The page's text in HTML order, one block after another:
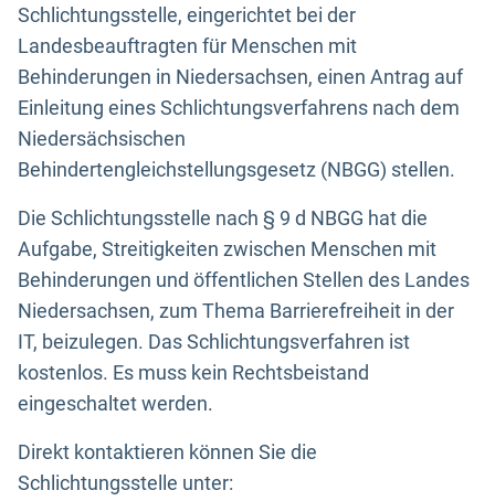
Schlichtungsstelle, eingerichtet bei der
Landesbeauftragten für Menschen mit
Behinderungen in Niedersachsen, einen Antrag auf
Einleitung eines Schlichtungsverfahrens nach dem
Niedersächsischen
Behindertengleichstellungsgesetz (NBGG) stellen.
Die Schlichtungsstelle nach § 9 d NBGG hat die
Aufgabe, Streitigkeiten zwischen Menschen mit
Behinderungen und öffentlichen Stellen des Landes
Niedersachsen, zum Thema Barrierefreiheit in der
IT, beizulegen. Das Schlichtungsverfahren ist
kostenlos. Es muss kein Rechtsbeistand
eingeschaltet werden.
Direkt kontaktieren können Sie die
Schlichtungsstelle unter: